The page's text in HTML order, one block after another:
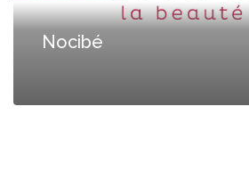
Nocibé